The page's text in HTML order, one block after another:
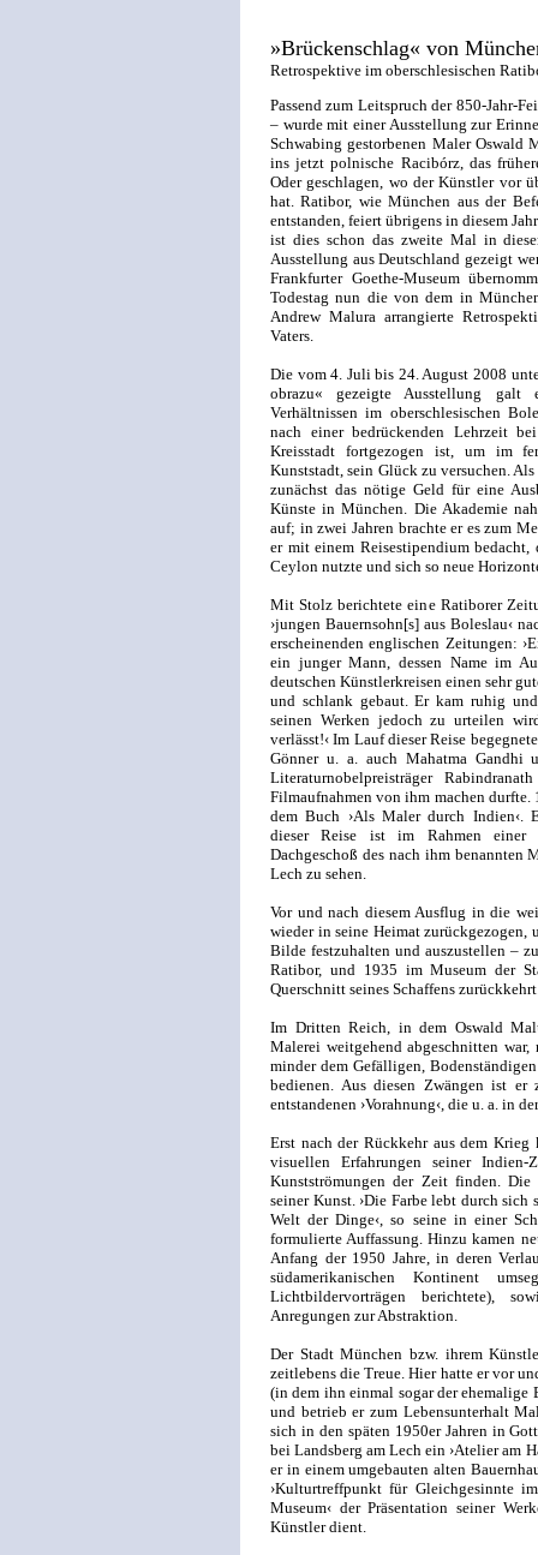
»Brückenschlag« von
Retrospektive im oberschlesischen
Passend zum Leitspruch der 850-Jahr-
– wurde mit einer Ausstellung zur
Schwabing gestorbenen Maler Oswald
ins jetzt polnische Racibórz, das
Oder geschlagen, wo der Künstler vor
hat. Ratibor, wie München aus der
entstanden, feiert übrigens in diesem
ist dies schon das zweite Mal in
Ausstellung aus Deutschland gezeigt
Frankfurter Goethe-Museum
Todestag nun die von dem in
Andrew Malura arrangierte
Vaters.
Die vom 4. Juli bis 24. August 2008
obrazu« gezeigte Ausstellung
Verhältnissen im oberschlesischen
nach einer bedrückenden Lehrzeit
Kreisstadt fortgezogen ist, um im
Kunststadt, sein Glück zu versuchen.
zunächst das nötige Geld für eine
Künste in München. Die Akademie
auf; in zwei Jahren brachte er es zum
er mit einem Reisestipendium
Ceylon nutzte und sich so neue
Mit Stolz berichtete eine Ratiborer
›jungen Bauernsohn[s] aus Boleslau‹
erscheinenden englischen Zeitungen:
ein junger Mann, dessen Name im
deutschen Künstlerkreisen einen sehr
und schlank gebaut. Er kam ruhig
seinen Werken jedoch zu urteilen
verlässt!‹ Im Lauf dieser Reise
Gönner u. a. auch Mahatma Gandhi
Literaturnobelpreisträger
Filmaufnahmen von ihm machen durfte.
dem Buch ›Als Maler durch Indien‹.
dieser Reise ist im Rahmen einer
Dachgeschoß des nach ihm benannten
Lech zu sehen.
Vor und nach diesem Ausflug in die
wieder in seine Heimat
Bilde festzuhalten und auszustellen –
Ratibor, und 1935 im Museum der
Querschnitt seines Schaffens
Im Dritten Reich, in dem Oswald
Malerei weitgehend abgeschnitten
minder dem Gefälligen,
bedienen. Aus diesen Zwängen ist
entstandenen ›Vorahnung‹, die u. a. in
Erst nach der Rückkehr aus dem
visuellen Erfahrungen seiner
Kunstströmungen der Zeit finden.
seiner Kunst. ›Die Farbe lebt durch
Welt der Dinge‹, so seine in einer
formulierte Auffassung. Hinzu kamen
Anfang der 1950 Jahre, in deren
südamerikanischen Kontinent
Lichtbildervorträgen berichtete),
Anregungen zur Abstraktion.
Der Stadt München bzw. ihrem
zeitlebens die Treue. Hier hatte er vor
(in dem ihn einmal sogar der ehemalige
und betrieb er zum Lebensunterhalt
sich in den späten 1950er Jahren in
bei Landsberg am Lech ein ›Atelier am
er in einem umgebauten alten
›Kulturtreffpunkt für Gleichgesinnte
Museum‹ der Präsentation seiner
Künstler dient.